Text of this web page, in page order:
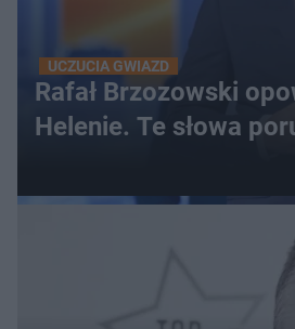
UCZUCIA GWIAZD
Rafał Brzozowski
Helenie. Te słowa